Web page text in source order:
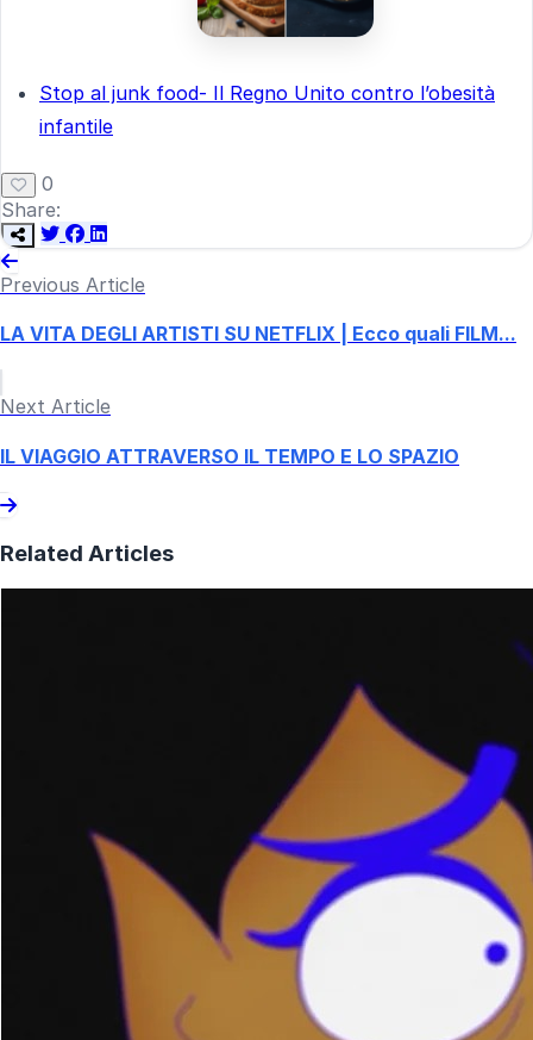
Stop al junk food- Il Regno Unito contro l’obesità
infantile
0
Share:
Previous Article
LA VITA DEGLI ARTISTI SU NETFLIX | Ecco quali FILM...
Next Article
IL VIAGGIO ATTRAVERSO IL TEMPO E LO SPAZIO
Related Articles